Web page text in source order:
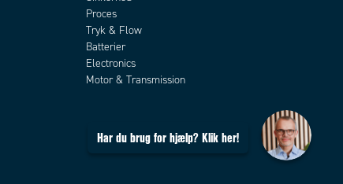
Proces
Tryk & Flow
Batterier
Electronics
Motor & Transmission
Har du brug for hjælp? Klik her!